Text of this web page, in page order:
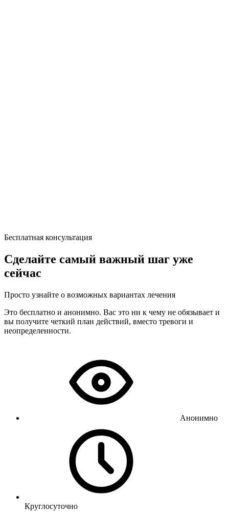
Бесплатная консультация
Сделайте самый важный шаг уже
сейчас
Просто узнайте о возможных вариантах лечения
Это бесплатно и анонимно. Вас это ни к чему не обязывает и
вы получите четкий план действий, вместо тревоги и
неопределенности.
Анонимно
Круглосуточно